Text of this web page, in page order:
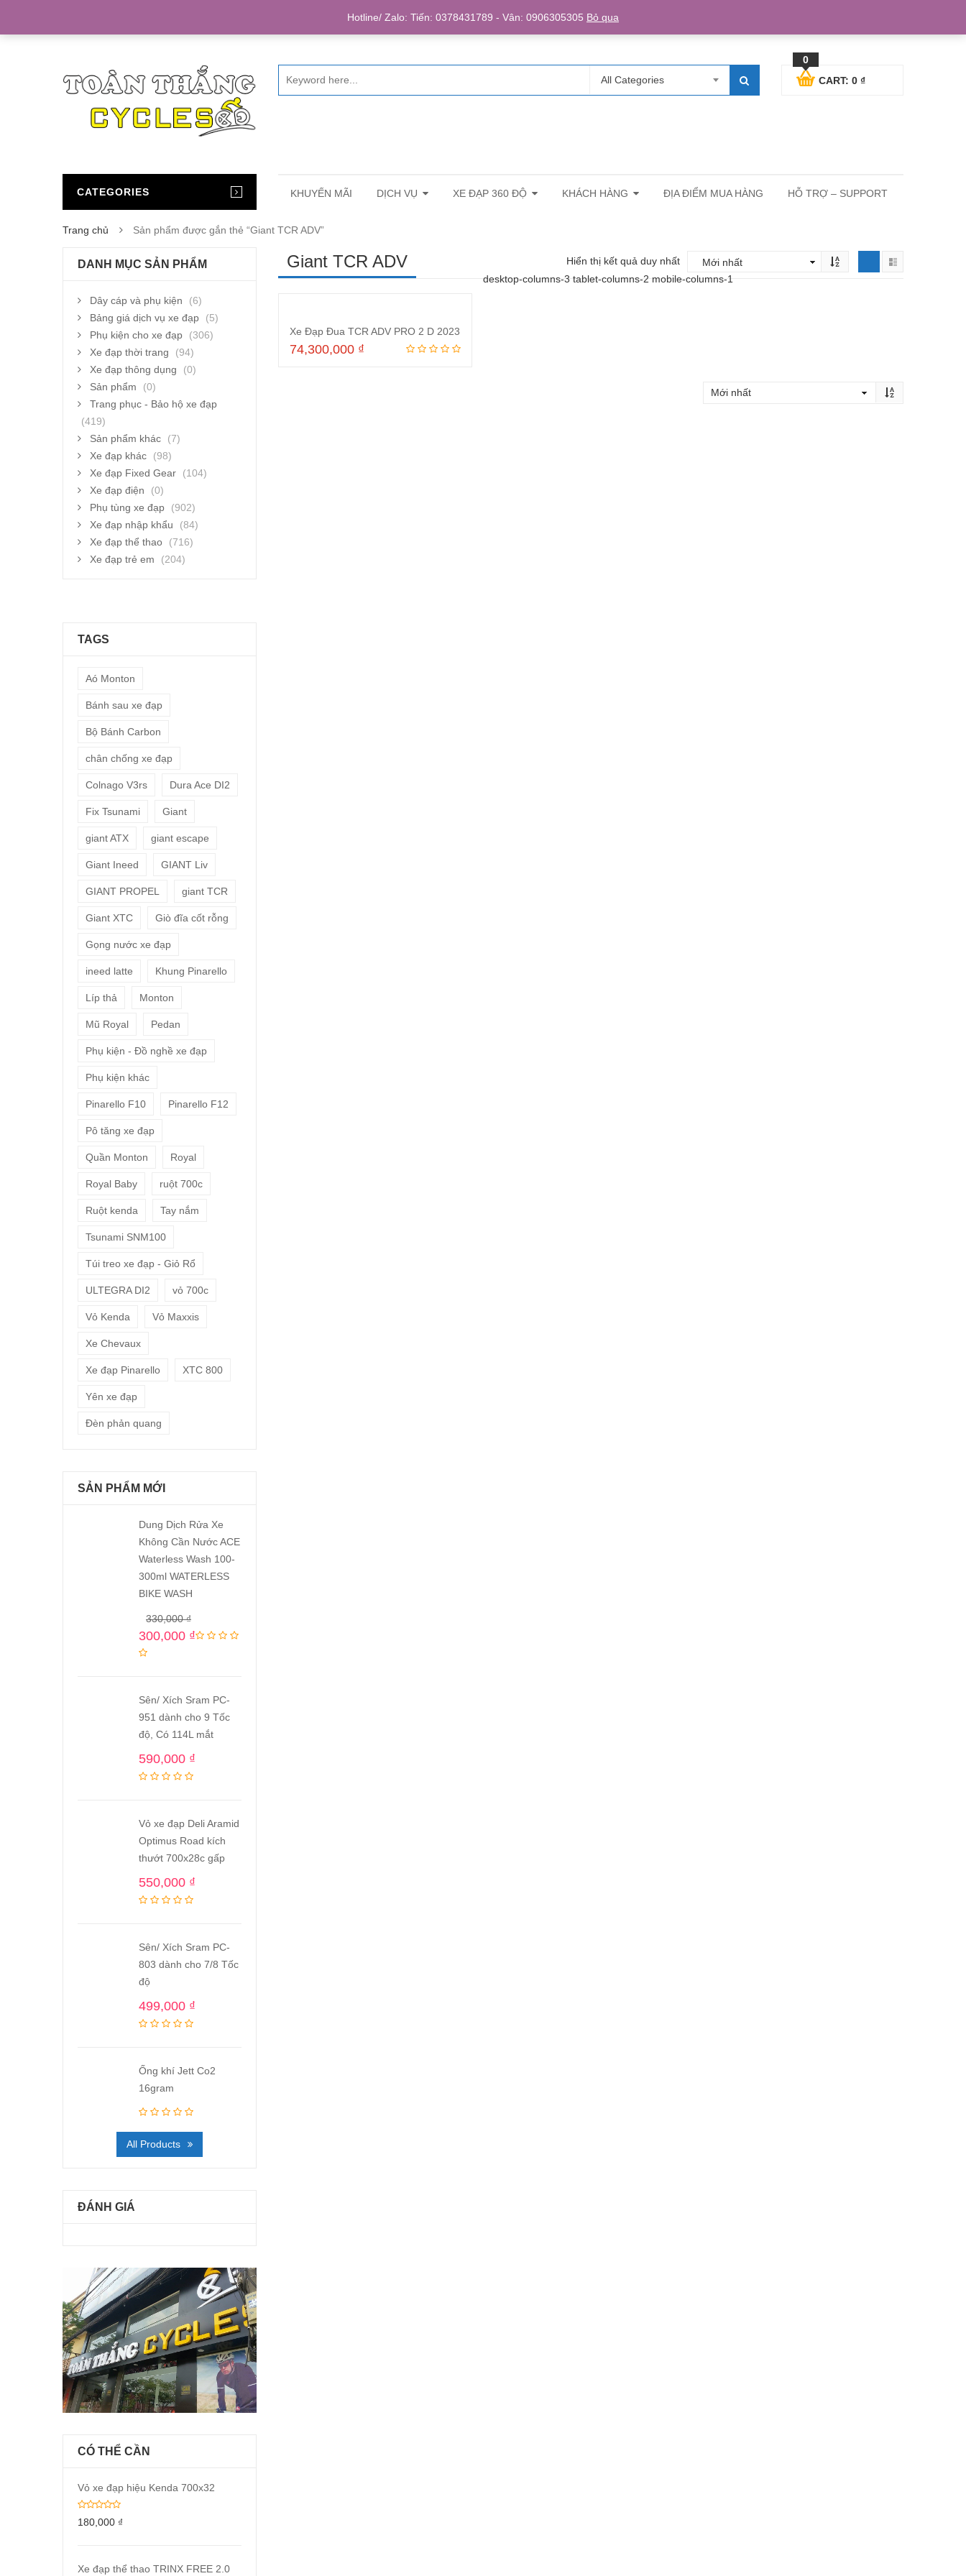
Login/Register
All Categories
0
CART: 0 ₫
CATEGORIES KHUYẾN MÃI DỊCH VỤ XE ĐẠP 360 ĐỘ KHÁCH HÀNG ĐỊA ĐIỂM MUA HÀNG HỖ TRỢ – SUPPORT
Trang chủ Sản phẩm được gắn thẻ “Giant TCR ADV”
Giant TCR ADV
Hiển thị kết quả duy nhất
desktop-columns-3 tablet-columns-2 mobile-columns-1
Xe Đạp Đua TCR ADV PRO 2 D 2023
74,300,000 ₫
DANH MỤC SẢN PHẨM
Dây cáp và phụ kiện
(6)
Bảng giá dịch vụ xe đạp
(5)
Phụ kiện cho xe đạp
(306)
Xe đạp thời trang
(94)
Xe đạp thông dụng
(0)
Sản phẩm
(0)
Trang phục - Bảo hộ xe đạp
(419)
Sản phẩm khác
(7)
Xe đạp khác
(98)
Xe đạp Fixed Gear
(104)
Xe đạp điện
(0)
Phụ tùng xe đạp
(902)
Xe đạp nhập khẩu
(84)
Xe đạp thể thao
(716)
Xe đạp trẻ em
(204)
TAGS
Aó Monton
Bánh sau xe đạp
Bộ Bánh Carbon
chân chống xe đạp
Colnago V3rs Dura Ace DI2
Fix Tsunami Giant
giant ATX giant escape
Giant Ineed GIANT Liv
GIANT PROPEL giant TCR
Giant XTC Giò đĩa cốt rỗng
Gọng nước xe đạp
ineed latte Khung Pinarello
Líp thả Monton
Mũ Royal Pedan
Phụ kiện - Đồ nghề xe đạp
Phụ kiện khác
Pinarello F10 Pinarello F12
Pô tăng xe đạp
Quần Monton Royal
Royal Baby ruột 700c
Ruột kenda Tay nắm
Tsunami SNM100
Túi treo xe đạp - Giỏ Rổ
ULTEGRA DI2 vỏ 700c
Vỏ Kenda Vỏ Maxxis
Xe Chevaux
Xe đạp Pinarello XTC 800
Yên xe đạp
Đèn phản quang
SẢN PHẨM MỚI
Dung Dịch Rửa Xe
Không Cần Nước ACE
Waterless Wash 100-
300ml WATERLESS
BIKE WASH
330,000₫
300,000 ₫
Sên/ Xích Sram PC-
951 dành cho 9 Tốc
độ, Có 114L mắt
590,000 ₫
Vỏ xe đạp Deli Aramid
Optimus Road kích
thướt 700x28c gấp
550,000 ₫
Sên/ Xích Sram PC-
803 dành cho 7/8 Tốc
độ
499,000 ₫
Ống khí Jett Co2
16gram
All Products
ĐÁNH GIÁ
CÓ THỂ CẦN
Vỏ xe đạp hiệu Kenda 700x32
180,000 ₫
Xe đạp thể thao TRINX FREE 2.0
Hotline/ Zalo: Tiến: 0378431789 - Vân: 0906305305 Bỏ qua